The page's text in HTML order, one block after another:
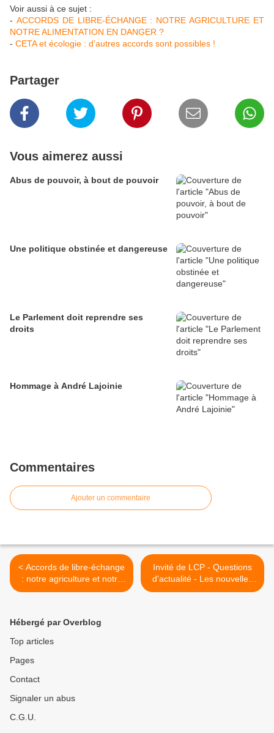
Voir aussi à ce sujet :
- ACCORDS DE LIBRE-ÉCHANGE : NOTRE AGRICULTURE ET
NOTRE ALIMENTATION EN DANGER ?
- CETA et écologie : d’autres accords sont possibles !
Partager
Vous aimerez aussi
Abus de pouvoir, à bout de pouvoir
Une politique obstinée et dangereuse
Le Parlement doit reprendre ses
droits
Hommage à André Lajoinie
Commentaires
Ajouter un commentaire
< Accords de libre-échange
: notre agriculture et notre
alimentation en danger ?
Invité de LCP - Questions
d'actualité - Les nouvelles
questions au
Hébergé par Overblog
Top articles
Pages
Contact
Signaler un abus
C.G.U.